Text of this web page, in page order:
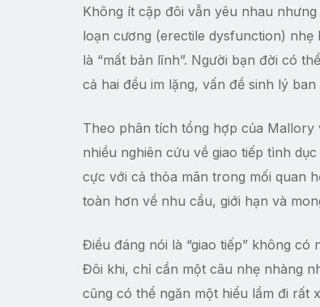
Không ít cặp đôi vẫn yêu nhau
loạn cương (erectile dysfunction)
là “mất bản lĩnh”. Người bạn đời có
cả hai đều im lặng, vấn đề sinh lý
Theo phân tích tổng hợp của Mallory
nhiều nghiên cứu về giao tiếp tình
cực với cả thỏa mãn trong mối quan
toàn hơn về nhu cầu, giới hạn và
Điều đáng nói là “giao tiếp” không
Đôi khi, chỉ cần một câu nhẹ nhàng
cũng có thể ngăn một hiểu lầm đi rất